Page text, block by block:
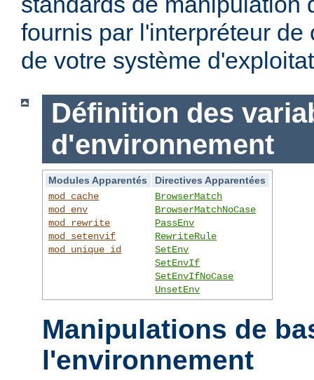
fournis par l'interpréteur de
de votre système
Définition des
d'environnement
Modules Apparentés
Directives Apparentées
mod_cache
mod_env
mod_rewrite
mod_setenvif
mod_unique_id
BrowserMatch
BrowserMatchNoCase
PassEnv
RewriteRule
SetEnv
SetEnvIf
SetEnvIfNoCase
UnsetEnv
Manipulations de
l'environnement